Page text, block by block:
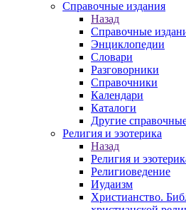
Справочные издания
Назад
Справочные
Энциклопедии
Словари
Разговорники
Справочники
Календари
Каталоги
Другие
Религия и эзотерика
Назад
Религия и
Религиоведение
Иудаизм
Христианство.